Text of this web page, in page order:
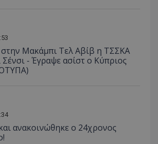
στην Μακάμπι Τελ Αβίβ η ΤΣΣΚΑ
Σένσι - Έγραψε ασίστ ο Κύπριος
ανακοινώθηκε ο 24χρονος